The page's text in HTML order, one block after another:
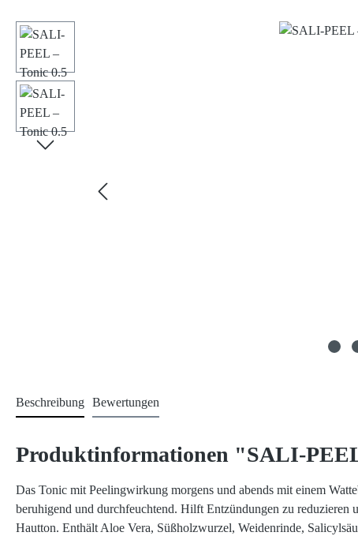
Bildergalerie überspringen
Beschreibung Bewertungen
Produktinformationen "SALI-
Das Tonic mit Peelingwirkung morgens und abends mit einem
beruhigend und durchfeuchtend. Hilft Entzündungen zu reduzieren
Hautton. Enthält Aloe Vera, Süßholzwurzel, Weidenrinde,